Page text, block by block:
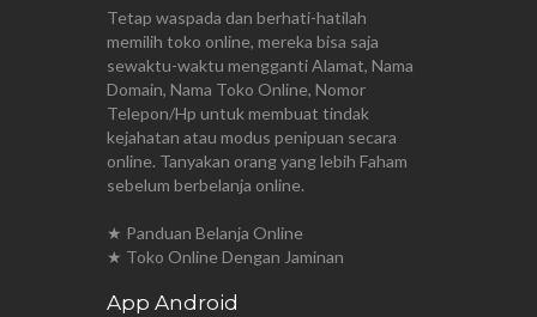
Tetap waspada dan berhati-hatilah
memilih toko online, mereka bisa saja
sewaktu-waktu mengganti Alamat, Nama
Domain, Nama Toko Online, Nomor
Telepon/Hp untuk membuat tindak
kejahatan atau modus penipuan secara
online. Tanyakan orang yang lebih Faham
sebelum berbelanja online.
★ Panduan Belanja Online
★ Toko Online Dengan Jaminan
App Android